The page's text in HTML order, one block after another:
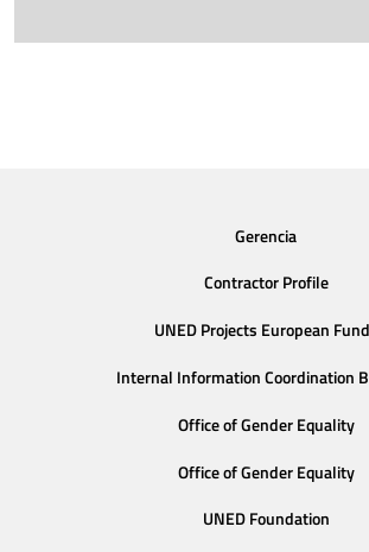
Gerencia
Contractor Profile
UNED Projects European
Internal Information Coordination
Office of Gender Equality
Office of Gender Equality
UNED Foundation